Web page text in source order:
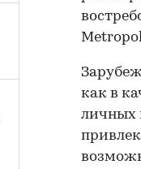
как в
личных